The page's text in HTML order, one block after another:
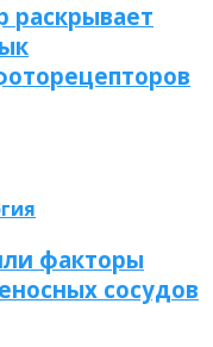
раскрывает
факторы
сосудов